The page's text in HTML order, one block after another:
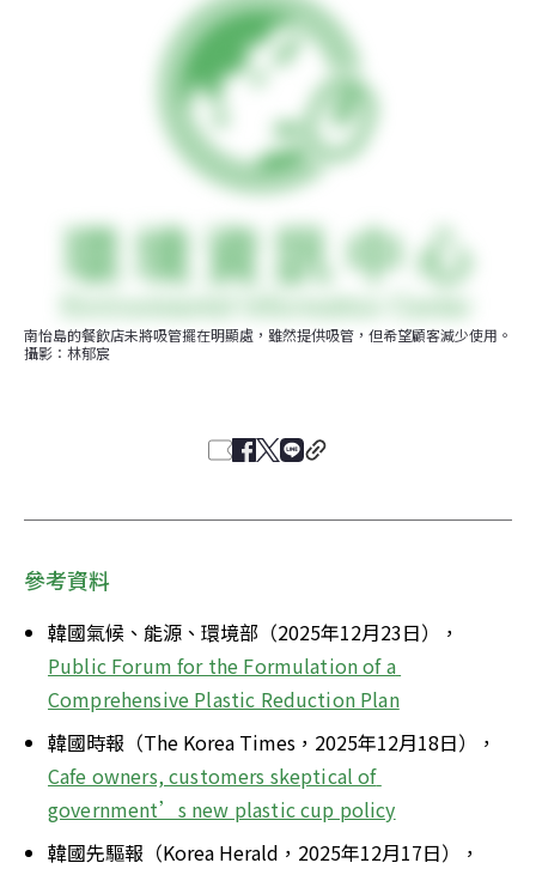
南怡島的餐飲店未將吸管擺在明顯處，雖然提供吸管，但希望顧客減少使用。
攝影：林郁宸
參考資料
韓國氣候、能源、環境部（2025年12月23日），
Public Forum for the Formulation of a
Comprehensive Plastic Reduction Plan
韓國時報（The Korea Times，2025年12月18日），
Cafe owners, customers skeptical of
government’s new plastic cup policy
韓國先驅報（Korea Herald，2025年12月17日），